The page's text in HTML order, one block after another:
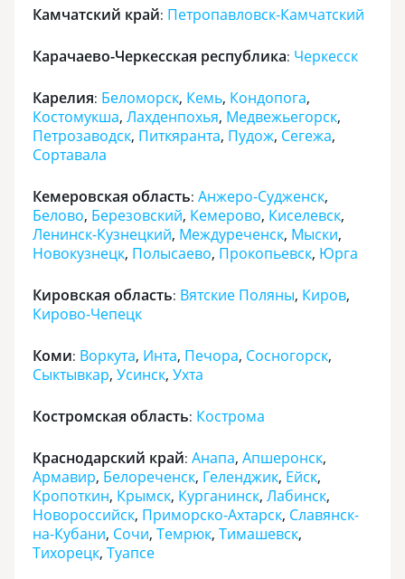
Камчатский край: Петропавловск-Камчатский
Карачаево-Черкесская республика: Черкесск
Карелия: Беломорск, Кемь, Кондопога,
Костомукша, Лахденпохья, Медвежьегорск,
Петрозаводск, Питкяранта, Пудож, Сегежа,
Сортавала
Кемеровская область: Анжеро-Судженск,
Белово, Березовский, Кемерово, Киселевск,
Ленинск-Кузнецкий, Междуреченск, Мыски,
Новокузнецк, Полысаево, Прокопьевск, Юрга
Кировская область: Вятские Поляны, Киров,
Кирово-Чепецк
Коми: Воркута, Инта, Печора, Сосногорск,
Сыктывкар, Усинск, Ухта
Костромская область: Кострома
Краснодарский край: Анапа, Апшеронск,
Армавир, Белореченск, Геленджик, Ейск,
Кропоткин, Крымск, Курганинск, Лабинск,
Новороссийск, Приморско-Ахтарск, Славянск-
на-Кубани, Сочи, Темрюк, Тимашевск,
Тихорецк, Туапсе